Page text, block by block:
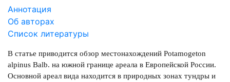
Аннотация
Об авторах
Список литературы
В статье приводится обзор местонахождений Potamogeton
alpinus Balb. на южной границе ареала в Европейской России.
Основной ареал вида находится в природных зонах тундры и